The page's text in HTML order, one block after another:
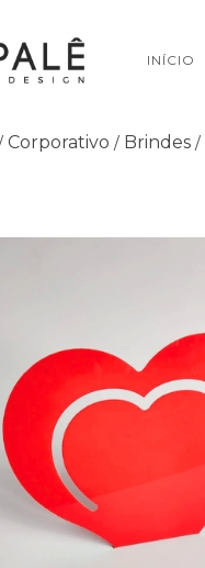
INÍCIO
Corporativo / Brindes /